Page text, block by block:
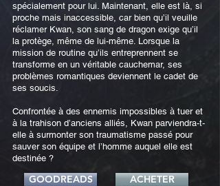
spécialement pour lui. Maintenant, elle est là, si
proche mais inaccessible, car bien qu’il veuille
réclamer Kwan, son sang de dragon exige qu’il
la protège, même de lui-même. Lorsque la
mission de routine qu’ils entreprennent se
transforme en un véritable cauchemar, ses
problèmes romantiques deviennent le cadet de
ses soucis.
Confrontée à des ennemis impossibles à tuer et
à la trahison d’anciens alliés, Kwan parviendra-t-
elle à surmonter son traumatisme passé pour
sauver son équipe et l’homme auquel elle est
destinée ?
GOODREADS ACHETER